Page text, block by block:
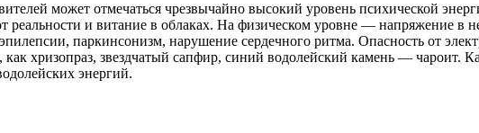
может отмечаться чрезвычайно высокий уровень психической
реальности и витание в облаках. На физическом уровне — напряжение в
паркинсонизм, нарушение сердечного ритма. Опасность от
хризопраз, звездчатый сапфир, синий водолейский камень — чароит.
энергий.